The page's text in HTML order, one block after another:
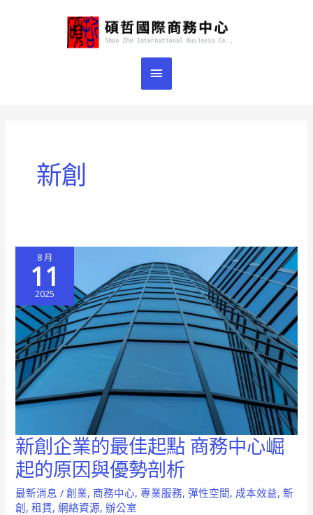
主
要
選
新創
8 月
11
2025
新創企業的最佳起點 商務中心崛
起的原因與優勢剖析
最新消息 /創業, 商務中心,專業服務,彈性空間, 成本效益,新
創,租賃,網絡資源,辦公室
新
創
企
業